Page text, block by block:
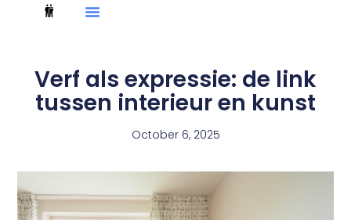
Verf als expressie: de link
tussen interieur en kunst
October 6, 2025